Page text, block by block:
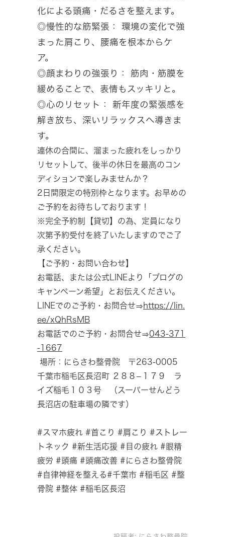
化による頭痛・だるさを整えます。
◎慢性的な筋緊張： 環境の変化で強
まった肩こり、腰痛を根本からケ
ア。
◎顔まわりの強張り： 筋肉・筋膜を
緩めることで、表情もスッキリと。
◎心のリセット： 新年度の緊張感を
解き放ち、深いリラックスへ導きま
す。
連休の合間に、溜まった疲れをしっかり
リセットして、後半の休日を最高のコン
ディションで楽しみませんか？
2日間限定の特別枠となります。お早めの
ご予約をお待ちしております！
※完全予約制【貸切】の為、定員になり
次第予約受付を終了いたしますのでご了
承ください。
【ご予約・お問い合わせ】
お電話、または公式LINEより「ブログの
キャンペーン希望」とお伝えください。
LINEでのご予約・お問合せ⇒https://lin.
ee/xQhRsMB
お電話でのご予約・お問合せ⇒043-371
-1667
場所：にらさわ整骨院 〒263-0005
千葉市稲毛区長沼町 ２８８−１７９ ラ
イズ稲毛１０３号 （スーパーせんどう
長沼店の駐車場の隣です）
#スマホ疲れ #首こり #肩こり #ストレー
トネック #新生活応援 #目の疲れ #眼精
疲労 #頭痛 #頭痛改善 #にらさわ整骨院
#自律神経を整える#千葉市 #稲毛区 #整
骨院 #整体 #稲毛区長沼